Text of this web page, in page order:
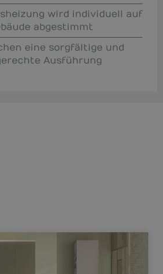
wird individuell auf
abgestimmt
eine sorgfältige und
Ausführung